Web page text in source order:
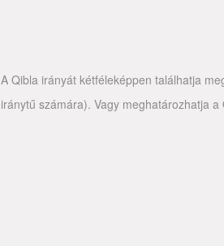
A Qibla irányát kétféleképpen találhatja
iránytű számára). Vagy meghatározhatja